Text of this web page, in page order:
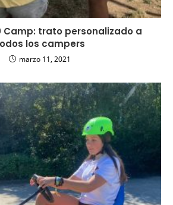
Camp: trato personalizado a
los campers
marzo 11, 2021